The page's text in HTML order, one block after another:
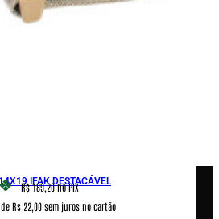
IFAK DESTACÁVEL
R$ 189,20no PIX
de R$ 22,00 sem juros no cartão
uma revenda